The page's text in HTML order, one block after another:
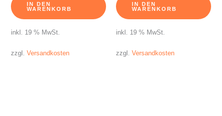
IN DEN
WARENKORB
inkl. 19 % MwSt.
zzgl.Versandkosten
IN DEN
WARENKORB
inkl. 19 % MwSt.
zzgl. Versandkosten